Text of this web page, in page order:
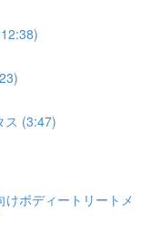
ス (3:47)
けボディートリートメ